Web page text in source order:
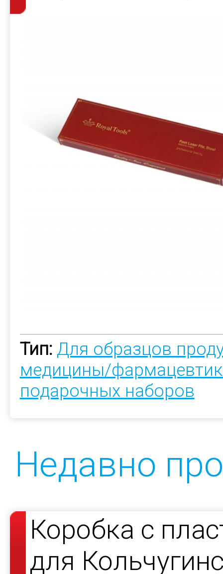
Тип: Для образцов
медицины/
подарочных наборов
Недавно
Коробка с
для